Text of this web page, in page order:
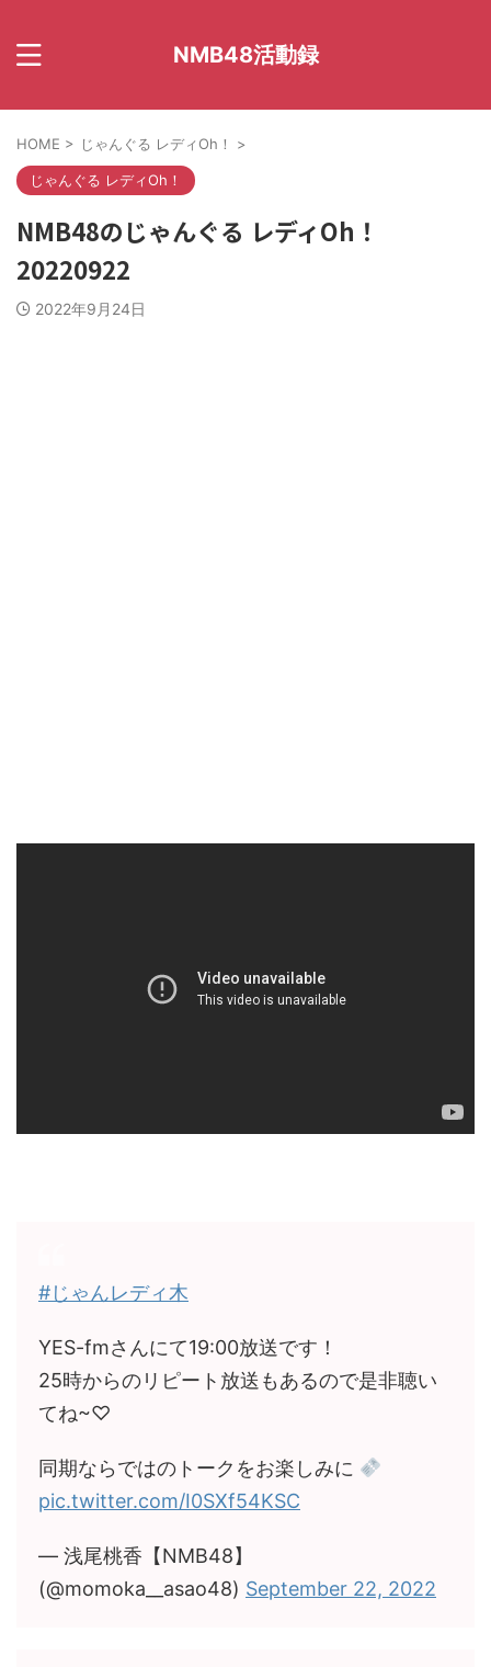
NMB48活動録
HOME > じゃんぐる レディOh！ >
じゃんぐる レディOh！
NMB48のじゃんぐる レディOh！
20220922
2022年9月24日
#じゃんレディ木
YES-fmさんにて19:00放送です！
25時からのリピート放送もあるので是非聴い
てね~♡
同期ならではのトークをお楽しみに
pic.twitter.com/I0SXf54KSC
— 浅尾桃香【NMB48】
(@momoka__asao48) September 22, 2022